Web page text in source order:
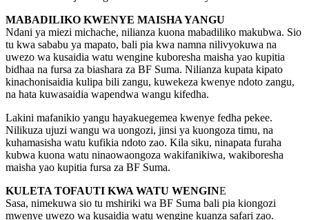
MABADILIKO KWENYE MAISHA YANGU
Ndani ya miezi michache, nilianza kuona mabadiliko makubwa. Sio
tu kwa sababu ya mapato, bali pia kwa namna nilivyokuwa na
uwezo wa kusaidia watu wengine kuboresha maisha yao kupitia
bidhaa na fursa za biashara za BF Suma. Nilianza kupata kipato
kinachonisaidia kulipa bili zangu, kuwekeza kwenye ndoto zangu,
na hata kuwasaidia wapendwa wangu kifedha.
Lakini mafanikio yangu hayakuegemea kwenye fedha pekee.
Nilikuza ujuzi wangu wa uongozi, jinsi ya kuongoza timu, na
kuhamasisha watu kufikia ndoto zao. Kila siku, ninapata furaha
kubwa kuona watu ninaowaongoza wakifanikiwa, wakiboresha
maisha yao kupitia fursa za BF Suma.
KULETA TOFAUTI KWA WATU WENGINE
Sasa, nimekuwa sio tu mshiriki wa BF Suma bali pia kiongozi
mwenye uwezo wa kusaidia watu wengine kuanza safari zao.